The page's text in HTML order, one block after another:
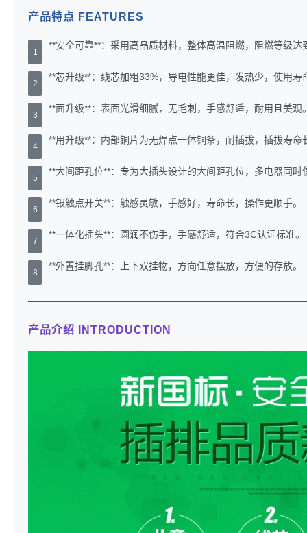
产品特点 FEATURES
1
**安全可靠**：采用高品质材料，整体高温阻燃，阻燃等级达
2
**芯升级**：线芯加粗33%，导电性能更佳，发热少，使用寿
3
**面升级**：表面光滑细腻，无毛刺，手感舒适，耐用且美观
4
**用升级**：内部铜片为无焊点一体铜条，耐插拔，插拔寿命
5
**大间距孔位**：专为大插头设计的大间距孔位，多电器同时
6
**银触点开关**：触感灵敏，手感好，寿命长，操作更顺手。
7
**一体化插头**：圆润不伤手，手感舒适，符合3C认证标准。
8
**外置挂脚孔**：上下双挂物，方向任意摆放，方便的存放。
产品介绍 INTRODUCTION